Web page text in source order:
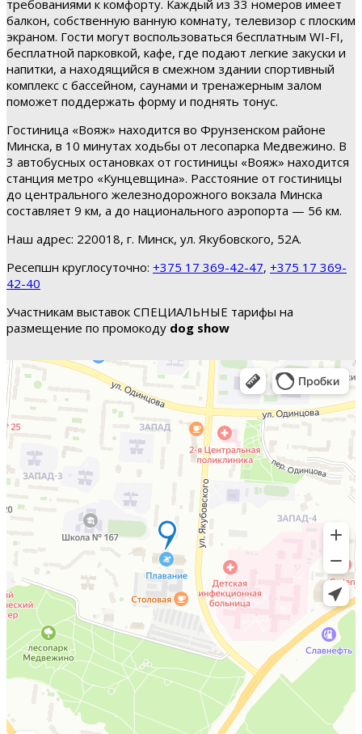
требованиями к комфорту. Каждый из 33 номеров имеет
балкон, собственную ванную комнату, телевизор с плоским
экраном. Гости могут воспользоваться бесплатным WI-FI,
бесплатной парковкой, кафе, где подают легкие закуски и
напитки, а находящийся в смежном здании спортивный
комплекс с бассейном, саунами и тренажерным залом
поможет поддержать форму и поднять тонус.
Гостиница «Вояж» находится во Фрунзенском районе
Минска, в 10 минутах ходьбы от лесопарка Медвежино. В
3 автобусных остановках от гостиницы «Вояж» находится
станция метро «Кунцевщина». Расстояние от гостиницы
до центрального железнодорожного вокзала Минска
составляет 9 км, а до национального аэропорта — 56 км.
Наш адрес: 220018, г. Минск, ул. Якубовского, 52А.
Ресепшн круглосуточно: +375 17 369-42-47, +375 17 369-
42-40
Участникам выставок СПЕЦИАЛЬНЫЕ тарифы на
размещение по промокоду dog show